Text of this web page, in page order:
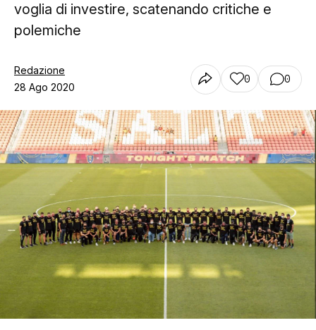
Contatti
voglia di investire, scatenando critiche e
polemiche
Redazione
28 Ago 2020
0 0